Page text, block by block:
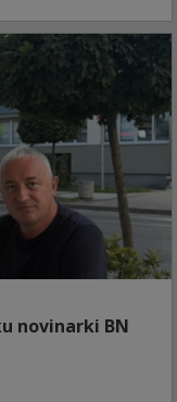
novinarki BN